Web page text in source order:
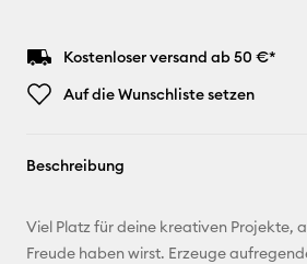
Kostenloser versand ab 50 €*
Auf die Wunschliste setzen
Beschreibung
Viel Platz für deine kreativen Projekte,
Freude haben wirst. Erzeuge